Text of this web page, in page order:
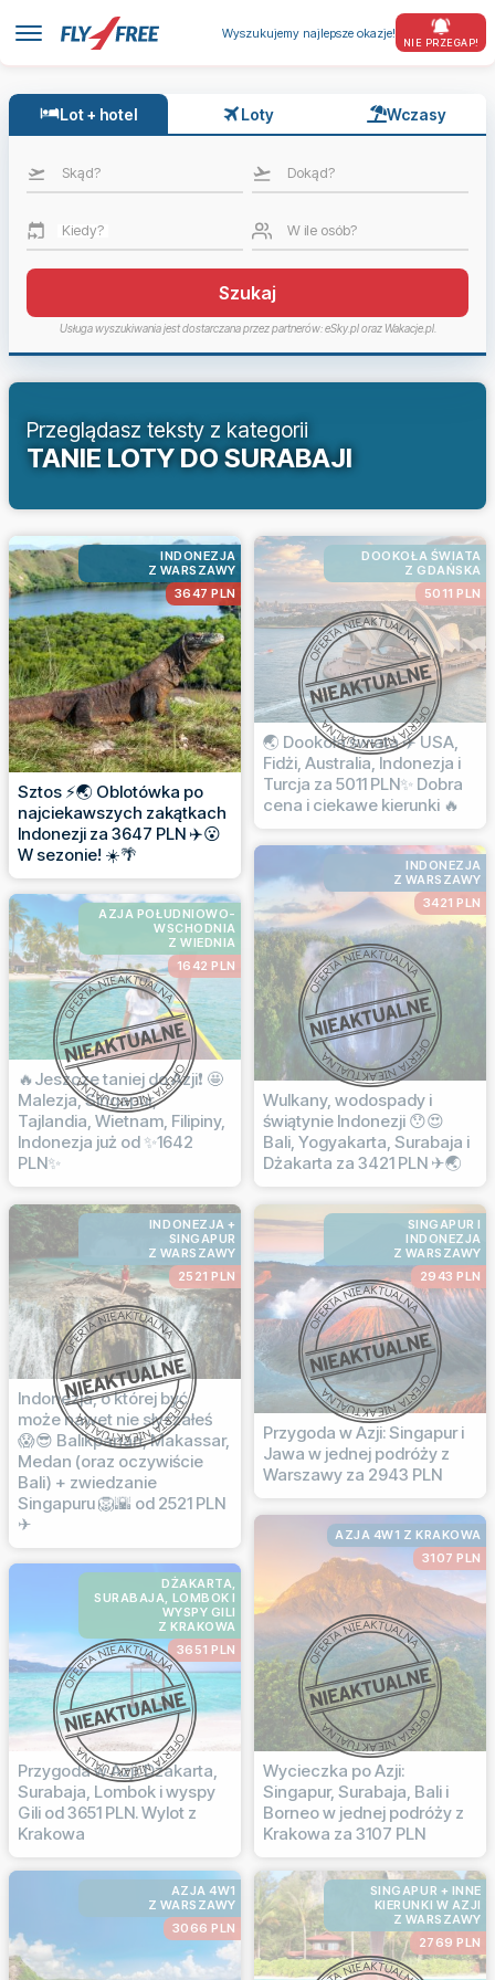
Wyszukujemy najlepsze okazje!
NIE PRZEGAP!
Lot + hotel Loty Wczasy
Skąd? Dokąd?
Kiedy? W ile osób?
Szukaj
Usługa wyszukiwania jest dostarczana przez partnerów: eSky.pl oraz Wakacje.pl.
Przeglądasz teksty z kategorii
TANIE LOTY DO SURABAJI
INDONEZJA
Z WARSZAWY
3647 PLN
Sztos ⚡🌏 Oblotówka po
najciekawszych zakątkach
Indonezji za 3647 PLN ✈️😮
W sezonie! ☀️🌴
DOOKOŁA ŚWIATA
Z GDAŃSKA
5011 PLN
🌏 Dookoła świata ✈️ USA,
Fidżi, Australia, Indonezja i
Turcja za 5011 PLN✨ Dobra
cena i ciekawe kierunki 🔥
AZJA POŁUDNIOWO-
WSCHODNIA
Z WIEDNIA
1642 PLN
🔥Jeszcze taniej do Azji❗ 🤩
Malezja, Singapur,
Tajlandia, Wietnam, Filipiny,
Indonezja już od ✨1642
PLN✨
INDONEZJA
Z WARSZAWY
3421 PLN
Wulkany, wodospady i
świątynie Indonezji 😯😍
Bali, Yogyakarta, Surabaja i
Dżakarta za 3421 PLN ✈🌏
INDONEZJA +
SINGAPUR
Z WARSZAWY
2521 PLN
Indonezja, o której być
może nawet nie słyszałeś
😱😎 Balikpanan, Makassar,
Medan (oraz oczywiście
Bali) + zwiedzanie
Singapuru 🦁🌇 od 2521 PLN
✈
SINGAPUR I
INDONEZJA
Z WARSZAWY
2943 PLN
Przygoda w Azji: Singapur i
Jawa w jednej podróży z
Warszawy za 2943 PLN
DŻAKARTA,
SURABAJA, LOMBOK I
WYSPY GILI
Z KRAKOWA
3651 PLN
Przygoda w Azji: Dżakarta,
Surabaja, Lombok i wyspy
Gili od 3651 PLN. Wylot z
Krakowa
AZJA 4W1 Z KRAKOWA
3107 PLN
Wycieczka po Azji:
Singapur, Surabaja, Bali i
Borneo w jednej podróży z
Krakowa za 3107 PLN
AZJA 4W1
Z WARSZAWY
3066 PLN
SINGAPUR + INNE
KIERUNKI W AZJI
Z WARSZAWY
2769 PLN